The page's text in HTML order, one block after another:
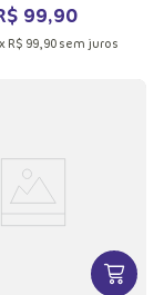
99,90
x R$ 99,90sem juros
DOVER